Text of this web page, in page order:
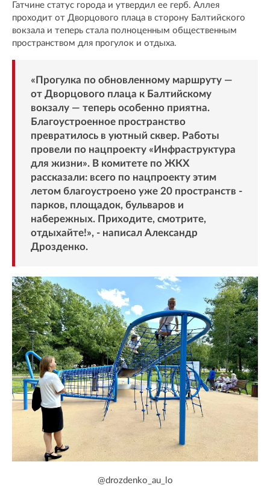
Гатчине статус города и утвердил ее герб. Аллея
проходит от Дворцового плаца в сторону Балтийского
вокзала и теперь стала полноценным общественным
пространством для прогулок и отдыха.
«Прогулка по обновленному маршруту —
от Дворцового плаца к Балтийскому
вокзалу — теперь особенно приятна.
Благоустроенное пространство
превратилось в уютный сквер. Работы
провели по нацпроекту «Инфраструктура
для жизни». В комитете по ЖКХ
рассказали: всего по нацпроекту этим
летом благоустроено уже 20 пространств -
парков, площадок, бульваров и
набережных. Приходите, смотрите,
отдыхайте!», - написал Александр
Дрозденко.
@drozdenko_au_lo